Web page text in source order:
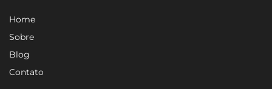
Home
Sobre
Blog
Contato